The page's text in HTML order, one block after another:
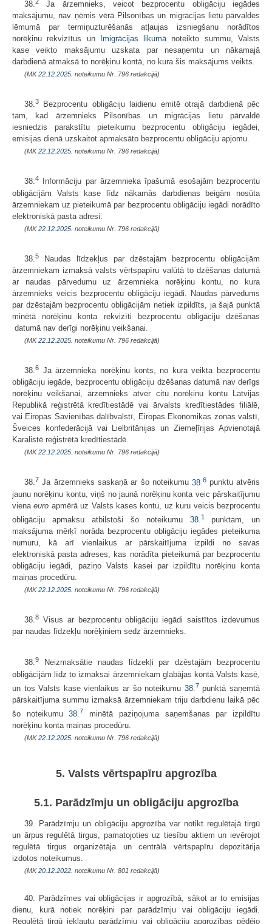
38.
Ja ārzemnieks, veicot bezprocentu obligāciju iegādes
maksājumu, nav ņēmis vērā Pilsonības un migrācijas lietu pārvaldes
lēmumā par termiņuzturēšanās atļaujas izsniegšanu norādītos
norēķinu rekvizītus un
Imigrācijas likumānoteikto summu, Valsts
kase veikto maksājumu uzskata par nesaņemtu un nākamajā
darbdienā atmaksā to norēķinu kontā, no kura šis maksājums veikts.
(MK22.12.2025. noteikumu Nr. 796 redakcijā)
38.3
Bezprocentu obligāciju laidienu emitē otrajā darbdienā pēc
tam, kad ārzemnieks Pilsonības un migrācijas lietu pārvaldē
iesniedzis parakstītu pieteikumu bezprocentu obligāciju iegādei,
emisijas dienā uzskaitot apmaksāto bezprocentu obligāciju apjomu.
(MK22.12.2025. noteikumu Nr. 796 redakcijā)
38.4
Informāciju par ārzemnieka īpašumā esošajām bezprocentu
obligācijām Valsts kase līdz nākamās darbdienas beigām nosūta
ārzemniekam uz pieteikumā par bezprocentu obligāciju iegādi norādīto
elektroniskā pasta adresi.
(MK22.12.2025. noteikumu Nr. 796 redakcijā)
38.5
Naudas līdzekļus par dzēstajām bezprocentu obligācijām
ārzemniekam izmaksā valsts vērtspapīru valūtā to dzēšanas datumā
ar naudas pārvedumu uz ārzemnieka norēķinu kontu, no kura
ārzemnieks veicis bezprocentu obligāciju iegādi. Naudas pārvedums
par dzēstajām bezprocentu obligācijām netiek izpildīts, ja šajā punktā
minētā norēķinu konta rekvizīti bezprocentu obligāciju dzēšanas
datumā nav derīgi norēķinu veikšanai.
(MK22.12.2025. noteikumu Nr. 796 redakcijā)
38.6 Ja ārzemnieka norēķinu konts, no kura veikta bezprocentu
obligāciju iegāde, bezprocentu obligāciju dzēšanas datumā nav derīgs
norēķinu veikšanai, ārzemnieks atver citu norēķinu kontu Latvijas
Republikā reģistrētā kredītiestādē vai ārvalsts kredītiestādes filiālē,
vai Eiropas Savienības dalībvalstī, Eiropas Ekonomikas zonas valstī,
Šveices konfederācijā vai Lielbritānijas un Ziemeļīrijas Apvienotajā
Karalistē reģistrētā kredītiestādē.
(MK22.12.2025. noteikumu Nr. 796 redakcijā)
38.7 Ja ārzemnieks saskaņā ar šo noteikumu38.6 punktu atvēris
jaunu norēķinu kontu, viņš no jaunā norēķinu konta veic pārskaitījumu
vienaeuro apmērā uz Valsts kases kontu, uz kuru veicis bezprocentu
obligāciju apmaksu atbilstoši šo noteikumu 38.1
punktam, un
maksājuma mērķī norāda bezprocentu obligāciju iegādes pieteikuma
numuru, kā arī vienlaikus ar pārskaitījuma izpildi no savas
elektroniskā pasta adreses, kas norādīta pieteikumā par bezprocentu
obligāciju iegādi, paziņo Valsts kasei par izpildītu norēķinu konta
maiņas procedūru.
(MK22.12.2025. noteikumu Nr. 796 redakcijā)
38.8 Visus ar bezprocentu obligāciju iegādi saistītos izdevumus
par naudas līdzekļu norēķiniem sedz ārzemnieks.
38.9
Neizmaksātie naudas līdzekļi par dzēstajām bezprocentu
obligācijām līdz to izmaksai ārzemniekam glabājas kontā Valsts kasē,
un tos Valsts kase vienlaikus ar šo noteikumu 38. 7 punktā saņemtā
pārskaitījuma summu izmaksā ārzemniekam triju darbdienu laikā pēc
šo noteikumu38.7
minētā paziņojuma saņemšanas par izpildītu
norēķinu konta maiņas procedūru.
(MK22.12.2025. noteikumu Nr. 796 redakcijā)
5. Valsts vērtspapīru apgrozība
5.1. Parādzīmju un obligāciju apgrozība
39. Parādzīmju un obligāciju apgrozība var notikt regulētajā tirgū
un ārpus regulētā tirgus, pamatojoties uz tiesību aktiem un ievērojot
regulētā tirgus organizētāja un centrālā vērtspapīru depozitārija
izdotos noteikumus.
(MK20.12.2022. noteikumu Nr. 801 redakcijā)
40. Parādzīmes vai obligācijas ir apgrozībā, sākot ar to emisijas
dienu, kurā notiek norēķini par parādzīmju vai obligāciju iegādi.
Regulētā tirgū iekļautu parādzīmju vai obligāciju apgrozības pēdējo